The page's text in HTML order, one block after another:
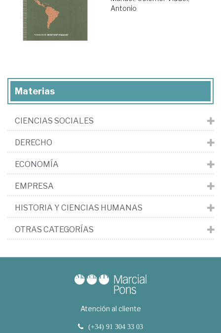
Antonio
Materias
CIENCIAS SOCIALES
DERECHO
ECONOMÍA
EMPRESA
HISTORIA Y CIENCIAS HUMANAS
OTRAS CATEGORÍAS
Atención al cliente
(+34) 91 304 33 03